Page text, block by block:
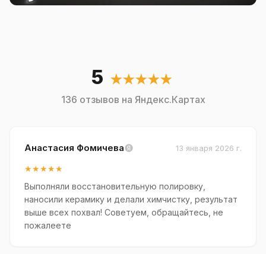
5 ★★★★★
136 отзывов на Яндекс.Картах
Анастасия Фомичева 13 января 2026 г.
★★★★★
Выполняли восстановительную полировку,
наносили керамику и делали химчистку, результат
выше всех похвал! Советуем, обращайтесь, не
пожалеете